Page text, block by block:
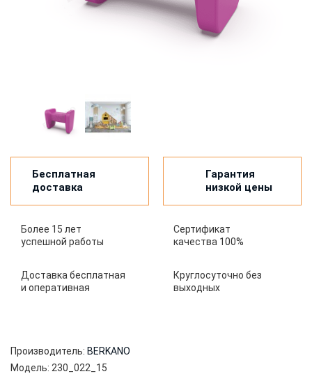
Бесплатная
доставка
Гарантия
низкой цены
Более 15 лет
успешной работы
Сертификат
качества 100%
Доставка бесплатная
и оперативная
Круглосуточно без
выходных
Производитель: BERKANO
Модель: 230_022_15